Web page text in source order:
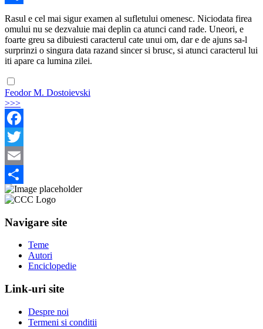
Share
Rasul e cel mai sigur examen al sufletului omenesc. Niciodata firea
omului nu se dezvaluie mai deplin ca atunci cand rade. Uneori, e
foarte greu sa dibuiesti caracterul cate unui om, dar e de ajuns sa-l
surprinzi o singura data razand sincer si brusc, si atunci caracterul lui
iti apare ca lumina zilei.
Feodor M. Dostoievski
>>>
Facebook
Twitter
Email
Share
Navigare site
Teme
Autori
Enciclopedie
Link-uri site
Despre noi
Termeni si conditii